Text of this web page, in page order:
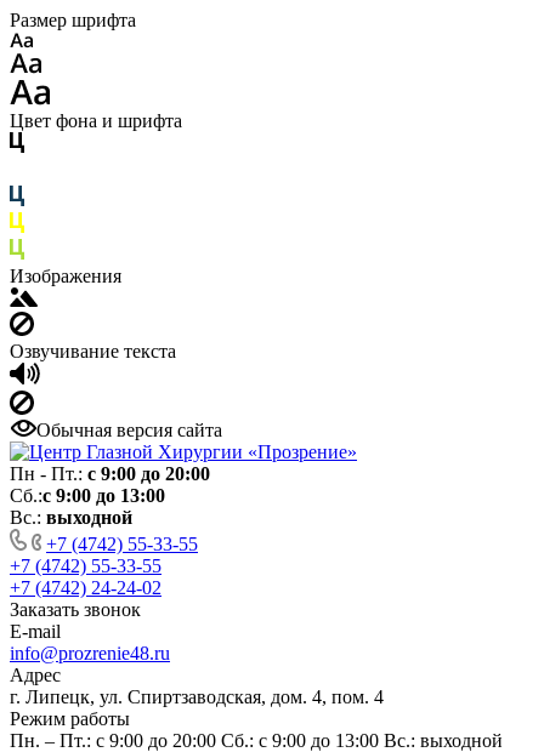
Размер шрифта
Цвет фона и шрифта
Изображения
Озвучивание текста
Обычная версия сайта
Пн - Пт.: с 9:00 до 20:00
Сб.:с 9:00 до 13:00
Вс.: выходной
+7 (4742) 55-33-55
+7 (4742) 55-33-55
+7 (4742) 24-24-02
Заказать звонок
E-mail
info@prozrenie48.ru
Адрес
г. Липецк, ул. Спиртзаводская, дом. 4, пом. 4
Режим работы
Пн. – Пт.: с 9:00 до 20:00 Сб.: с 9:00 до 13:00 Вс.: выходной